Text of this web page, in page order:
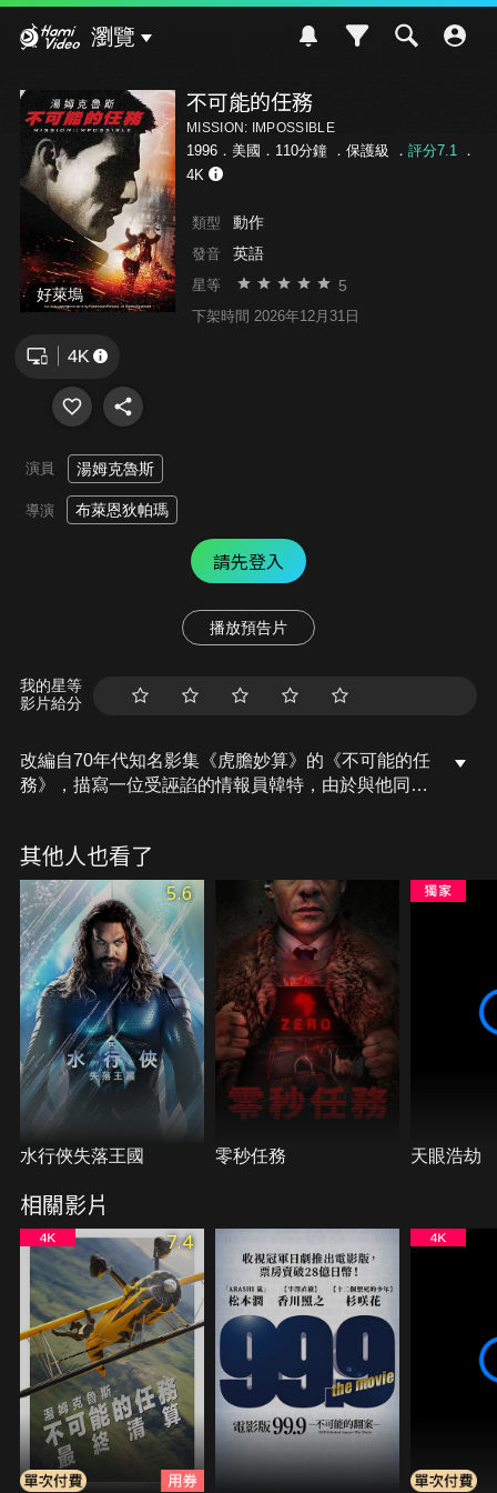
瀏覽
好萊塢
不可能的任務
MISSION: IMPOSSIBLE
1996．美國．110分鐘 ． 保護級 ． 評分7.1．
4K
類型 動作
發音 英語
星等 5
下架時間 2026年12月31日
演員 湯姆克魯斯
導演 布萊恩狄帕瑪
請先登入
播放預告片
我的星等
影片給分
改編自70年代知名影集《虎膽妙算》的《不可能的任
務》，描寫一位受誣諂的情報員韓特，由於與他同組
他雖被政府追殺卻不顧重重危機，力闖中情局總部，
決心找出真正的主謀者，然而最後的真相卻出乎大家
的意料。
其他人也看了
5.6
水行俠失落王國 零秒任務 天眼浩劫
相關影片
7.4